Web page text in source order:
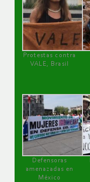
Protestas contra
VALE, Brasil
Defensoras
amenazadas en
México